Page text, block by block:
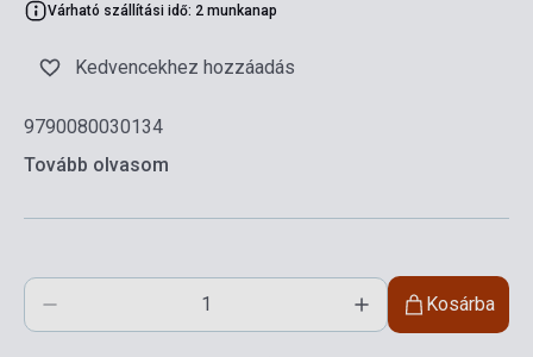
Várható szállítási idő: 2 munkanap
Kedvencekhez hozzáadás
9790080030134
Tovább olvasom
Kosárba